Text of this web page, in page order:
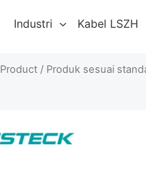
Industri Kabel LSZH
Product / Produk sesuai